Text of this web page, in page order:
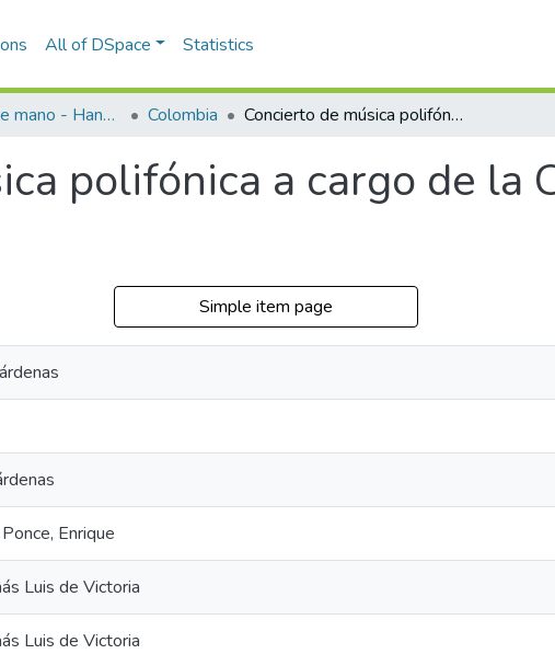
All of DSpace Statistics
Programas de mano - Hand programs Colombia Concierto de música polifónica a cargo de la Coral Tomás Luis de Victoria
polifónica a cargo de la
Simple item page
Enrique
Luis de Victoria
Luis de Victoria